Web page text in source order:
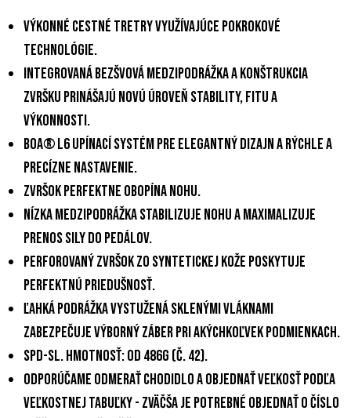
Výkonné cestné tretry využívajúce pokrokové
technológie.
Integrovaná bezšvová medzipodrážka a konštrukcia
zvršku prinášajú novú úroveň stability, fitu a
výkonnosti.
BOA® L6 upínací systém pre elegantný dizajn a rýchle a
precízne nastavenie.
Zvršok perfektne obopína nohu.
Nízka medzipodrážka stabilizuje nohu a maximalizuje
prenos sily do pedálov.
Perforovaný zvršok zo syntetickej kože poskytuje
perfektnú priedušnosť.
Ľahká podrážka vystužená sklenými vláknami
zabezpečuje výborný záber pri akýchkoľvek podmienkach.
SPD-SL. Hmotnosť: od 486g (č. 42).
Odporúčame odmerať chodidlo a objednať veľkosť podľa
veľkostnej tabuľky - zväčša je potrebné objednať o číslo